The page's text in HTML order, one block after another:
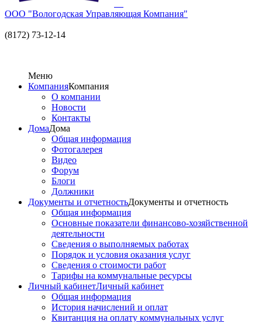
ООО "Вологодская Управляющая Компания"
(8172) 73-12-14
Меню
КомпанияКомпания
О компании
Новости
Контакты
ДомаДома
Общая информация
Фотогалерея
Видео
Форум
Блоги
Должники
Документы и отчетностьДокументы и отчетность
Общая информация
Основные показатели финансово-хозяйственной
деятельности
Сведения о выполняемых работах
Порядок и условия оказания услуг
Сведения о стоимости работ
Тарифы на коммунальные ресурсы
Личный кабинетЛичный кабинет
Общая информация
История начислений и оплат
Квитанция на оплату коммунальных услуг